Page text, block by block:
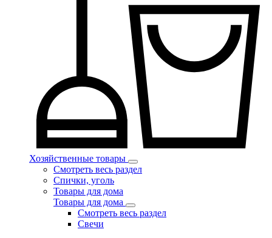
Хозяйственные товары
Смотреть весь раздел
Спички, уголь
Товары для дома
Товары для дома
Смотреть весь раздел
Свечи